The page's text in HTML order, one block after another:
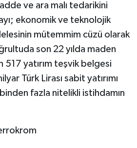
ve ara malı tedarikini
ekonomik ve teknolojik
mütemmim cüzü olarak
son 22 yılda maden
517 yatırım teşvik belgesi
Türk Lirası sabit yatırımı
fazla nitelikli istihdamın